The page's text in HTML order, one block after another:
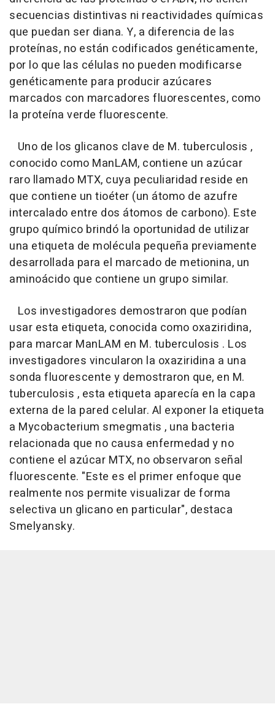
secuencias distintivas ni reactividades químicas
que puedan ser diana. Y, a diferencia de las
proteínas, no están codificados genéticamente,
por lo que las células no pueden modificarse
genéticamente para producir azúcares
marcados con marcadores fluorescentes, como
la proteína verde fluorescente.
Uno de los glicanos clave de M. tuberculosis ,
conocido como ManLAM, contiene un azúcar
raro llamado MTX, cuya peculiaridad reside en
que contiene un tioéter (un átomo de azufre
intercalado entre dos átomos de carbono). Este
grupo químico brindó la oportunidad de utilizar
una etiqueta de molécula pequeña previamente
desarrollada para el marcado de metionina, un
aminoácido que contiene un grupo similar.
Los investigadores demostraron que podían
usar esta etiqueta, conocida como oxaziridina,
para marcar ManLAM en M. tuberculosis . Los
investigadores vincularon la oxaziridina a una
sonda fluorescente y demostraron que, en M.
tuberculosis , esta etiqueta aparecía en la capa
externa de la pared celular. Al exponer la etiqueta
a Mycobacterium smegmatis , una bacteria
relacionada que no causa enfermedad y no
contiene el azúcar MTX, no observaron señal
fluorescente. "Este es el primer enfoque que
realmente nos permite visualizar de forma
selectiva un glicano en particular", destaca
Smelyansky.